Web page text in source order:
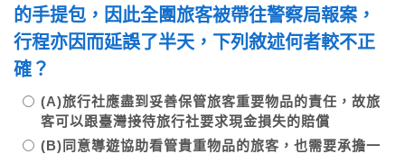
的手提包，因此全團旅客被帶往警察局報案，
行程亦因而延誤了半天，下列敘述何者較不正
確？
(A)旅行社應盡到妥善保管旅客重要物品的責任，故旅
客可以跟臺灣接待旅行社要求現金損失的賠償
(B)同意導遊協助看管貴重物品的旅客，也需要承擔一